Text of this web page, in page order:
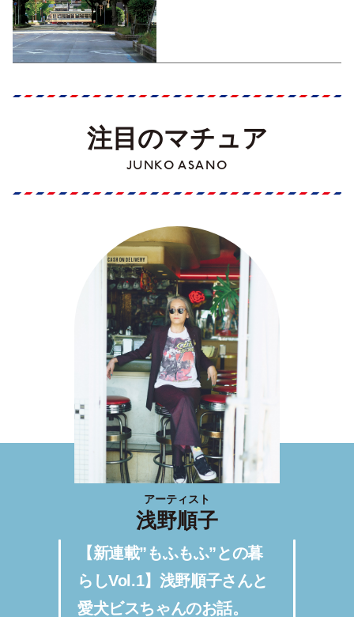
注目のマチュア
JUNKO ASANO
アーティスト
浅野順子
【新連載”もふもふ”との暮
らしVol.1】浅野順子さんと
愛犬ビスちゃんのお話。